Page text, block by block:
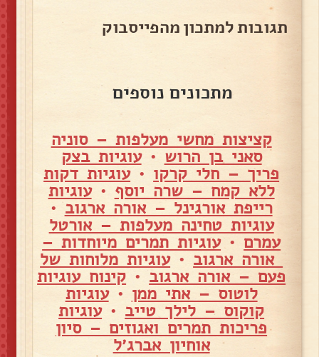
תגובות למתכון מהפייסבוק
מתכונים נוספים
קציצות מחשי מעלפות – סוניה
סאני בן הרוש •עוגיות בצק
פריך – חלי קרקו •עוגיות דקות
ללא קמח – שרה יוסף •עוגיות
רייפת אורגינל – אורה ארגוב •
עוגיות טחינה מעלפות – אורטל
עמרם •עוגיות תמרים מיוחדות –
אורה ארגוב •עוגיות מלוחות של
פעם – אורה ארגוב • קינוח עוגיות
לוטוס – אתי ממן •עוגיות
קוקוס – לילך טייב •עוגיות
פריכות תמרים ואגוזים – סיון
אוחיון אברג׳ל